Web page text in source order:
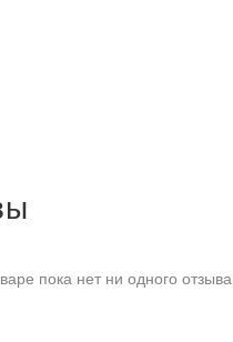
пока нет ни одного отзыва